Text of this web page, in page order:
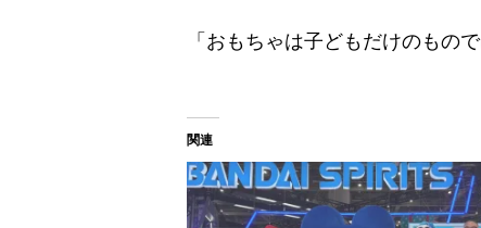
「おもちゃは子どもだけのもの
関連